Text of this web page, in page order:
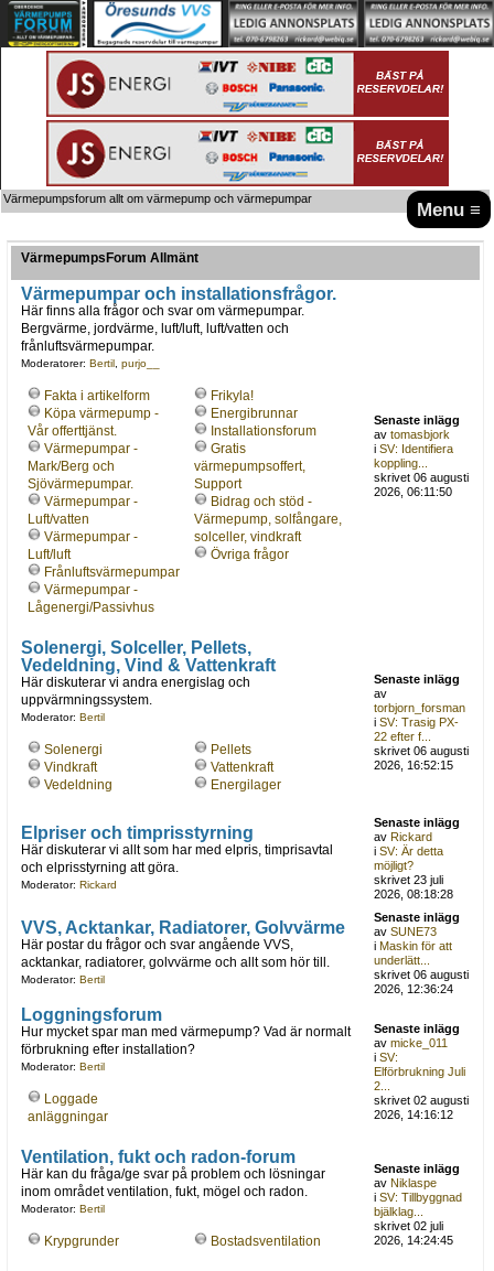
Menu ≡
Värmepumpsforum allt om värmepump och värmepumpar
VärmepumpsForum Allmänt
Värmepumpar och installationsfrågor.
Här finns alla frågor och svar om värmepumpar.
Bergvärme, jordvärme, luft/luft, luft/vatten och
frånluftsvärmepumpar.
Moderatorer: Bertil, purjo__
Fakta i artikelform
Köpa värmepump -
Vår offerttjänst.
Värmepumpar -
Mark/Berg och
Sjövärmepumpar.
Värmepumpar -
Luft/vatten
Värmepumpar -
Luft/luft
Frånluftsvärmepumpar
Värmepumpar -
Lågenergi/Passivhus
Frikyla!
Energibrunnar
Installationsforum
Gratis
värmepumpsoffert,
Support
Bidrag och stöd -
Värmepump, solfångare,
solceller, vindkraft
Övriga frågor
Senaste inlägg
avtomasbjork
iSV: Identifiera
koppling...
skrivet 06 augusti
2026, 06:11:50
Solenergi, Solceller, Pellets,
Vedeldning, Vind & Vattenkraft
Här diskuterar vi andra energislag och
uppvärmningssystem.
Moderator: Bertil
Solenergi
Vindkraft
Vedeldning
Pellets
Vattenkraft
Energilager
Senaste inlägg
av
torbjorn_forsman
iSV: Trasig PX-
22 efter f...
skrivet 06 augusti
2026, 16:52:15
Elpriser och timprisstyrning
Här diskuterar vi allt som har med elpris, timprisavtal
och elprisstyrning att göra.
Moderator: Rickard
Senaste inlägg
avRickard
iSV: Är detta
möjligt?
skrivet 23 juli
2026, 08:18:28
VVS, Acktankar, Radiatorer, Golvvärme
Här postar du frågor och svar angående VVS,
acktankar, radiatorer, golvvärme och allt som hör till.
Moderator: Bertil
Senaste inlägg
avSUNE73
iMaskin för att
underlätt...
skrivet 06 augusti
2026, 12:36:24
Loggningsforum
Hur mycket spar man med värmepump? Vad är normalt
förbrukning efter installation?
Moderator: Bertil
Loggade
anläggningar
Senaste inlägg
avmicke_011
iSV:
Elförbrukning Juli
2...
skrivet 02 augusti
2026, 14:16:12
Ventilation, fukt och radon-forum
Här kan du fråga/ge svar på problem och lösningar
inom området ventilation, fukt, mögel och radon.
Moderator: Bertil
Krypgrunder Bostadsventilation
Senaste inlägg
avNiklaspe
iSV: Tillbyggnad
bjälklag...
skrivet 02 juli
2026, 14:24:45